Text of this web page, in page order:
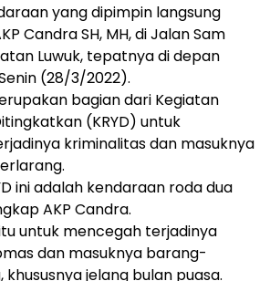
yang dipimpin langsung
Candra SH, MH, di Jalan Sam
Luwuk, tepatnya di depan
(28/3/2022).
bagian dari Kegiatan
(KRYD) untuk
kriminalitas dan masuknya
ini adalah kendaraan roda dua
AKP Candra.
itu untuk mencegah terjadinya
dan masuknya barang-
jelang bulan puasa.